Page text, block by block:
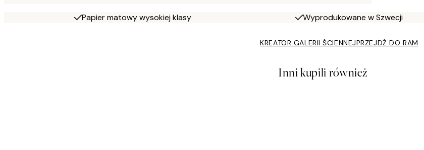
Papier matowy wysokiej klasy Wyprodukowane w Szwecji
KREATOR GALERII ŚCIENNEJPRZEJDŹ DO RAM
Inni kupili również